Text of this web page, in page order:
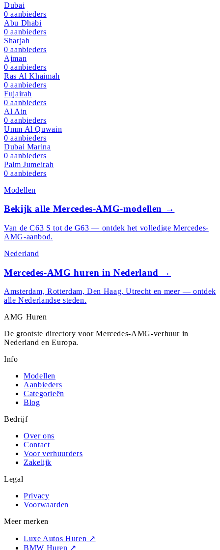
Dubai
0 aanbieders
Abu Dhabi
0 aanbieders
Sharjah
0 aanbieders
Ajman
0 aanbieders
Ras Al Khaimah
0 aanbieders
Fujairah
0 aanbieders
Al Ain
0 aanbieders
Umm Al Quwain
0 aanbieders
Dubai Marina
0 aanbieders
Palm Jumeirah
0 aanbieders
Modellen
Bekijk alle Mercedes-AMG-modellen →
Van de C63 S tot de G63 — ontdek het volledigeMercedes-
AMG-aanbod.
Nederland
Mercedes-AMG huren in Nederland →
Amsterdam, Rotterdam, Den Haag, Utrecht en meer — ontdek
alle Nederlandse steden.
AMG Huren
De grootste directory voor Mercedes-AMG-verhuur in
Nederland en Europa.
Info
Modellen
Aanbieders
Categorieën
Blog
Bedrijf
Over ons
Contact
Voor verhuurders
Zakelijk
Legal
Privacy
Voorwaarden
Meer merken
Luxe Autos Huren ↗
BMW Huren ↗